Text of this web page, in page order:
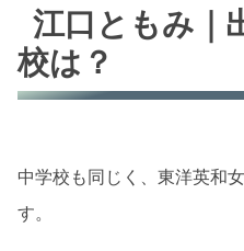
江口ともみ｜
校は？
中学校も同じく、東洋英和
す。